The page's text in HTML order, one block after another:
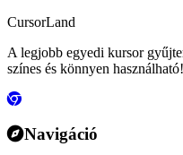
CursorLand
A legjobb egyedi kursor
színes és könnyen használható!
Navigáció